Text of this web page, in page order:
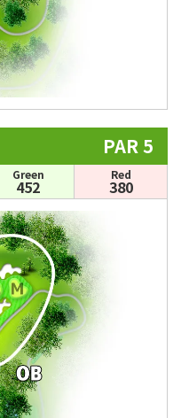
PAR 5
Green
452
Red
380